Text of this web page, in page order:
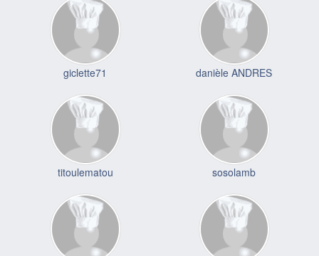
giclette71 danièle ANDRES
titoulematou sosolamb